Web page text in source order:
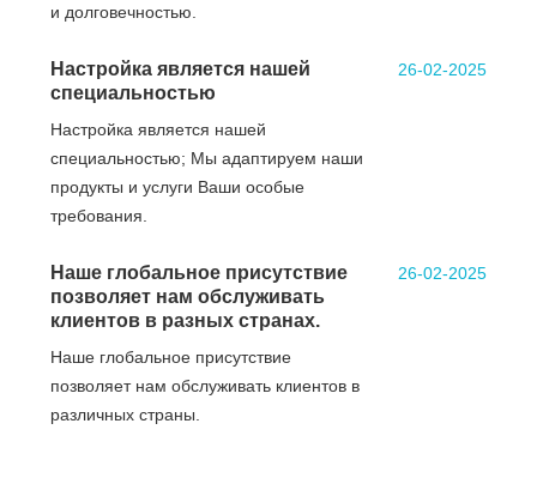
и долговечностью.
Настройка является нашей
специальностью
Настройка является нашей
специальностью; Мы адаптируем наши
продукты и услуги Ваши особые
требования.
26-02-2025
Наше глобальное присутствие
позволяет нам обслуживать
клиентов в разных странах.
Наше глобальное присутствие
позволяет нам обслуживать клиентов в
различных страны.
26-02-2025